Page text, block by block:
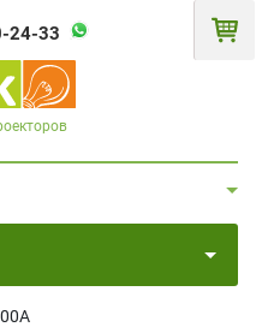
24-33